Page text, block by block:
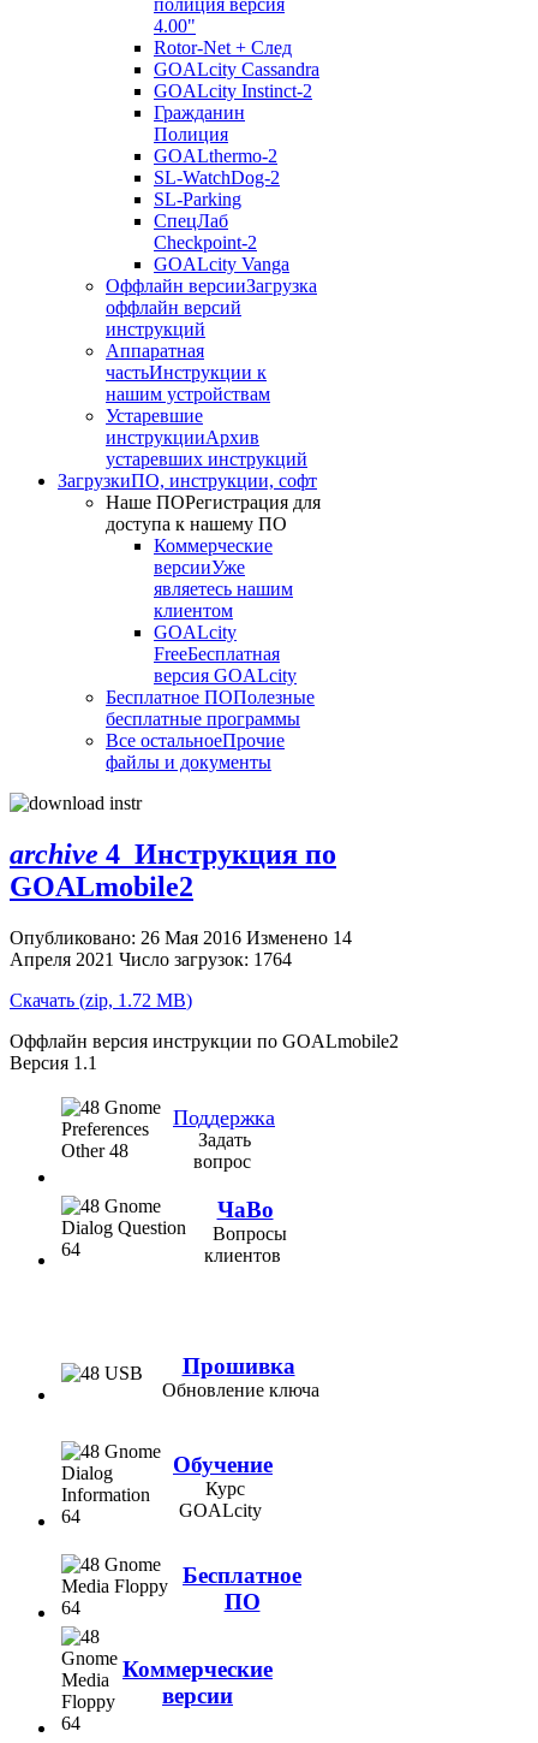
полиция версия
4.00"
Rotor-Net + След
GOALcity Cassandra
GOALcity Instinct-2
Гражданин
Полиция
GOALthermo-2
SL-WatchDog-2
SL-Parking
СпецЛаб
Checkpoint-2
GOALcity Vanga
Оффлайн версииЗагрузка
оффлайн версий
инструкций
Аппаратная
частьИнструкции к
нашим устройствам
Устаревшие
инструкцииАрхив
устаревших инструкций
ЗагрузкиПО, инструкции, софт
Наше ПОРегистрация для
доступа к нашему ПО
Коммерческие
версииУже
являетесь нашим
клиентом
GOALcity
FreeБесплатная
версия GOALcity
Бесплатное ПОПолезные
бесплатные программы
Все остальноеПрочие
файлы и документы
archive 4_Инструкция по
GOALmobile2
Опубликовано: 26 Мая 2016 Изменено 14
Апреля 2021 Число загрузок: 1764
Скачать (zip, 1.72 MB)
Оффлайн версия инструкции по GOALmobile2
Версия 1.1
Поддержка
Задать
вопрос
ЧаВо
Вопросы
клиентов
Прошивка
Обновление ключа
Обучение
Курс
GOALcity
Бесплатное
ПО
Коммерческие
версии